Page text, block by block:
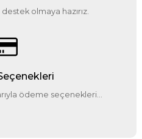
olmaya hazırız.
ödeme seçenekleri...